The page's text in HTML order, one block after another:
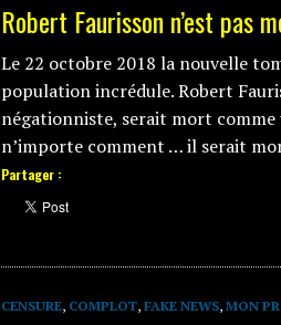
Robert Faurisson n’est pas
Le 22 octobre 2018 la nouvelle
population incrédule. Robert
négationniste, serait mort comme
n’importe comment … il serait
Partager :
CENSURE, COMPLOT, FAKE NEWS, MON